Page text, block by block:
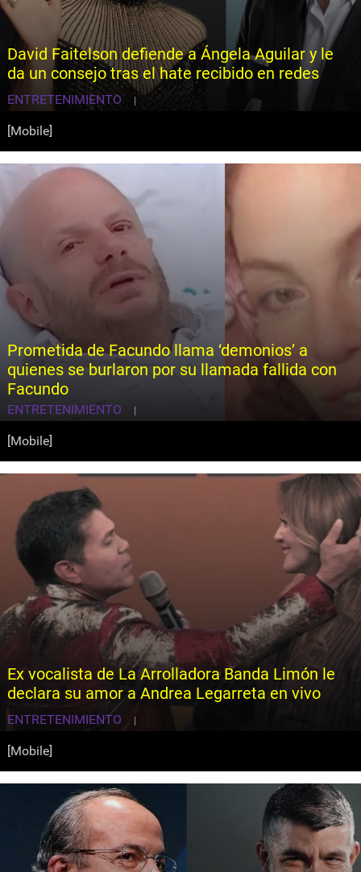
David Faitelson defiende a Ángela Aguilar y le
da un consejo tras el hate recibido en redes
ENTRETENIMIENTO |
[Mobile]
Prometida de Facundo llama ‘demonios’ a
quienes se burlaron por su llamada fallida con
Facundo
ENTRETENIMIENTO |
[Mobile]
Ex vocalista de La Arrolladora Banda Limón le
declara su amor a Andrea Legarreta en vivo
ENTRETENIMIENTO |
[Mobile]